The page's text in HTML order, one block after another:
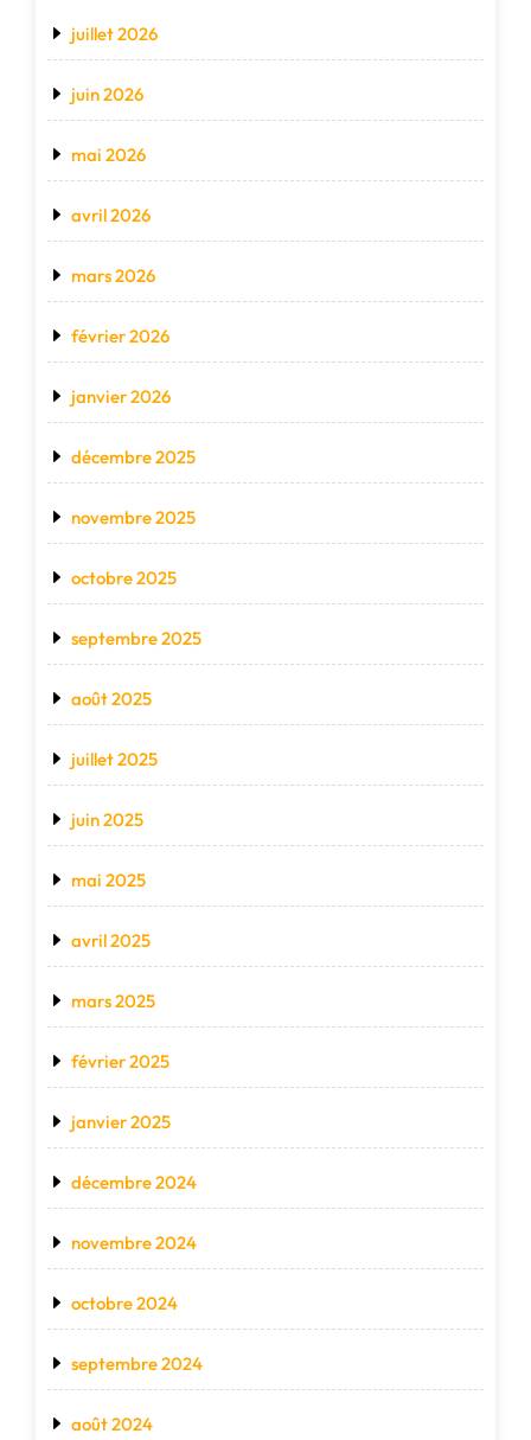
juillet 2026
juin 2026
mai 2026
avril 2026
mars 2026
février 2026
janvier 2026
décembre 2025
novembre 2025
octobre 2025
septembre 2025
août 2025
juillet 2025
juin 2025
mai 2025
avril 2025
mars 2025
février 2025
janvier 2025
décembre 2024
novembre 2024
octobre 2024
septembre 2024
août 2024